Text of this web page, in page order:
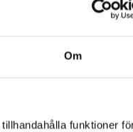
Om
funktioner
parallellt. Du behöver
för att tillåta
mitten av designen